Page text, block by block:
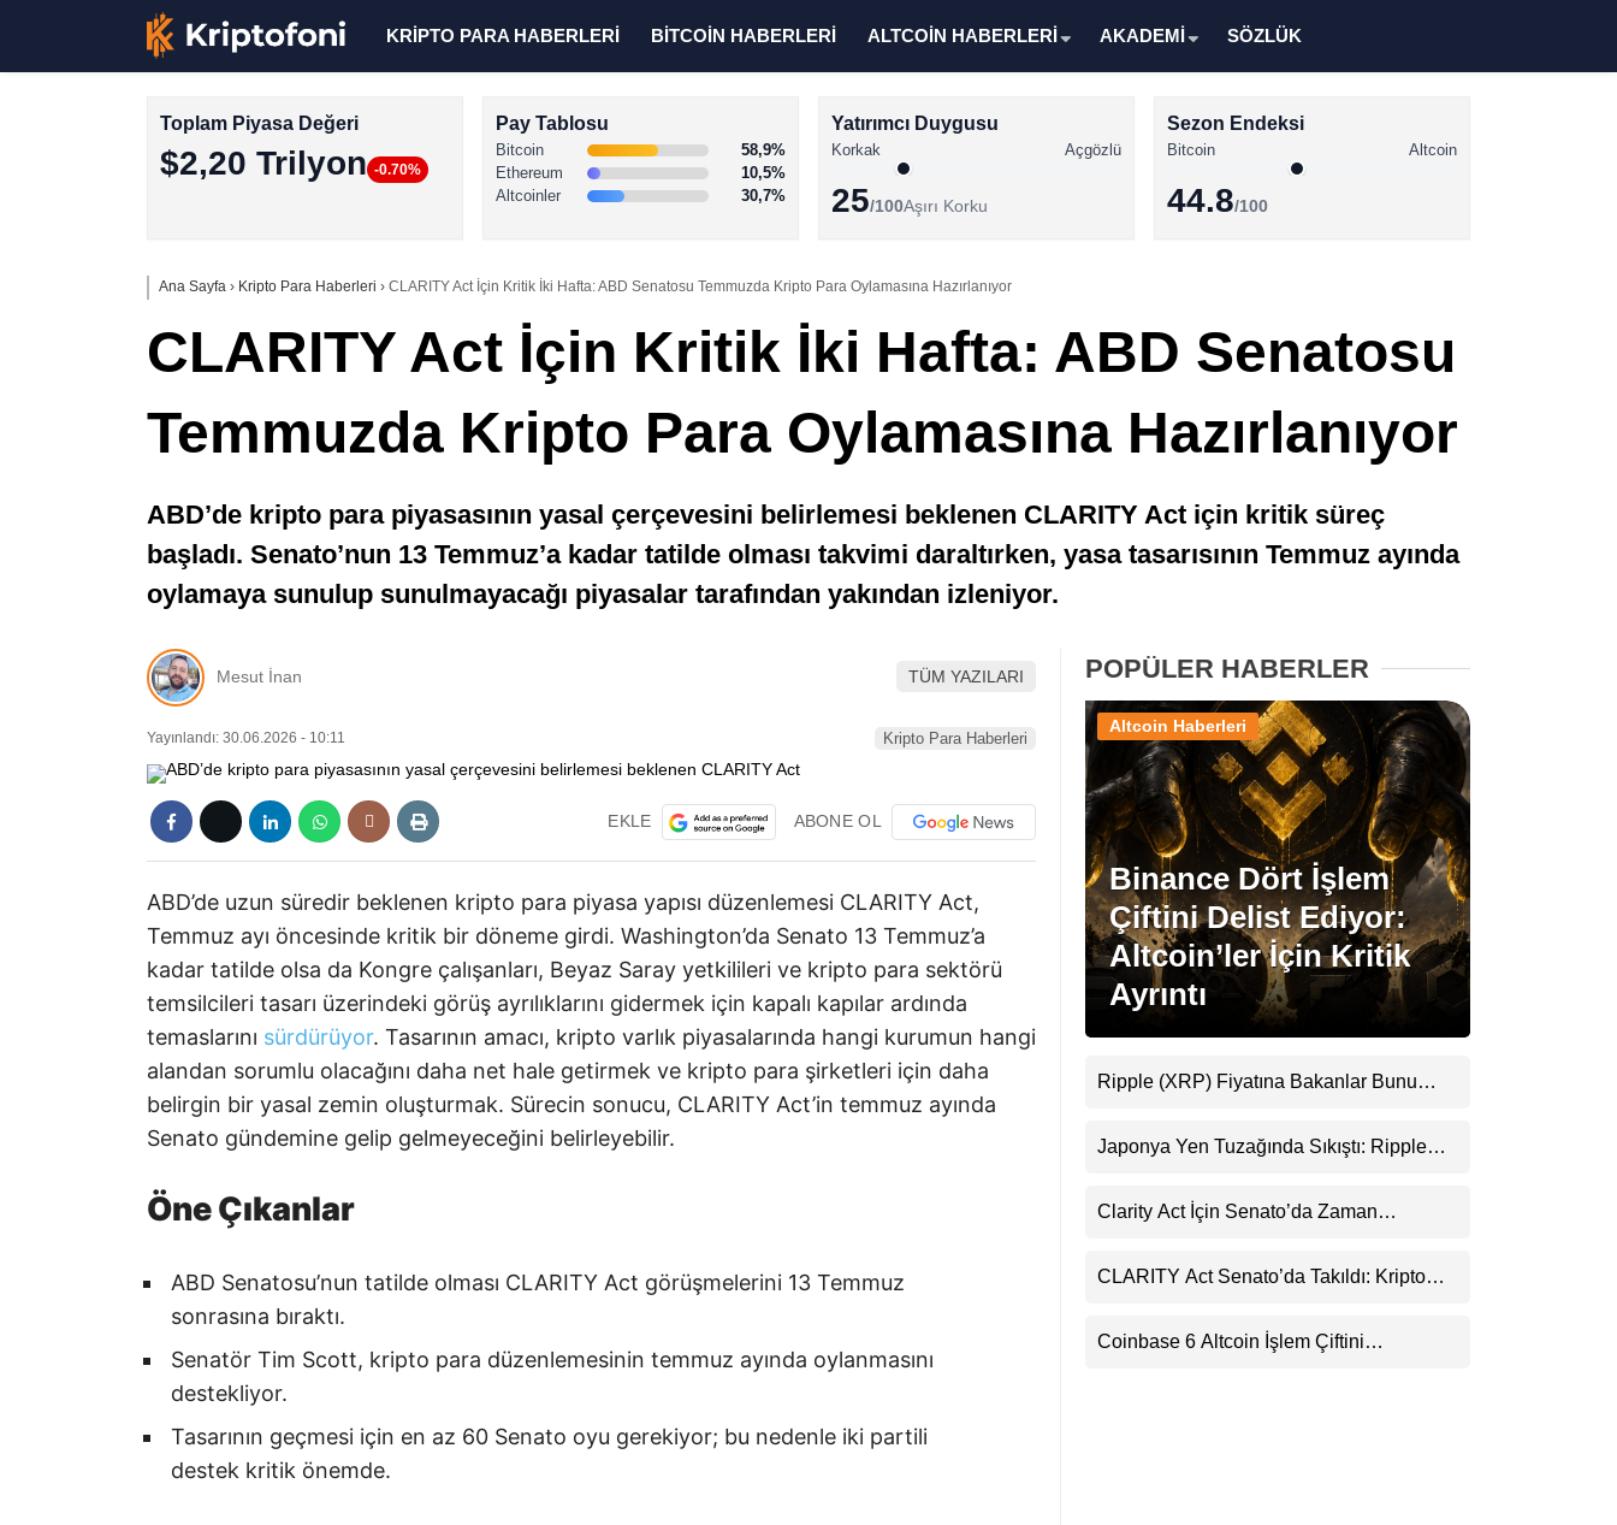
Altcoin Haberleri
Solana Haberleri
Memecoin Haberleri
Facebook
Instagram
Youtube
TikTok
Pinterest
KRİPTO PARA HABERLERİ BİTCOİN HABERLERİ ALTCOİN HABERLERİ AKADEMİ SÖZLÜK
Toplam Piyasa Değeri
$2,20 Trilyon -0.70%
Pay Tablosu
Bitcoin
58,9%
Ethereum
10,5%
Altcoinler
30,7%
Yatırımcı Duygusu
Korkak Açgözlü
25/100Aşırı Korku
Sezon Endeksi
Bitcoin Altcoin
44.8/100
Ana Sayfa › Kripto Para Haberleri › CLARITY Act İçin Kritik İki Hafta: ABD Senatosu Temmuzda Kripto Para Oylamasına Hazırlanıyor
CLARITY Act İçin Kritik İki Hafta: ABD Senatosu
Temmuzda Kripto Para Oylamasına Hazırlanıyor
ABD’de kripto para piyasasının yasal çerçevesini belirlemesi beklenen CLARITY Act için kritik süreç
başladı. Senato’nun 13 Temmuz’a kadar tatilde olması takvimi daraltırken, yasa tasarısının Temmuz ayında
oylamaya sunulup sunulmayacağı piyasalar tarafından yakından izleniyor.
Mesut İnan TÜM YAZILARI
Yayınlandı: 30.06.2026 - 10:11 Kripto Para Haberleri
EKLE ABONE OL
ABD’de uzun süredir beklenen kripto para piyasa yapısı düzenlemesi CLARITY Act,
Temmuz ayı öncesinde kritik bir döneme girdi. Washington’da Senato 13 Temmuz’a
kadar tatilde olsa da Kongre çalışanları, Beyaz Saray yetkilileri ve kripto para sektörü
temsilcileri tasarı üzerindeki görüş ayrılıklarını gidermek için kapalı kapılar ardında
temaslarını sürdürüyor. Tasarının amacı, kripto varlık piyasalarında hangi kurumun hangi
alandan sorumlu olacağını daha net hale getirmek ve kripto para şirketleri için daha
belirgin bir yasal zemin oluşturmak. Sürecin sonucu, CLARITY Act’in temmuz ayında
Senato gündemine gelip gelmeyeceğini belirleyebilir.
Öne Çıkanlar
ABD Senatosu’nun tatilde olması CLARITY Act görüşmelerini 13 Temmuz
sonrasına bıraktı.
Senatör Tim Scott, kripto para düzenlemesinin temmuz ayında oylanmasını
destekliyor.
Tasarının geçmesi için en az 60 Senato oyu gerekiyor; bu nedenle iki partili
destek kritik önemde.
POPÜLER HABERLER
Binance Dört İşlem
Çiftini Delist Ediyor:
Altcoin’ler İçin Kritik
Ayrıntı
Altcoin Haberleri
Ripple (XRP) Fiyatına Bakanlar Bunu
Uyarı
Japonya Yen Tuzağında Sıkıştı: Ripple
Clarity Act İçin Senato’da Zaman
CLARITY Act Senato’da Takıldı: Kripto
Coinbase 6 Altcoin İşlem Çiftini